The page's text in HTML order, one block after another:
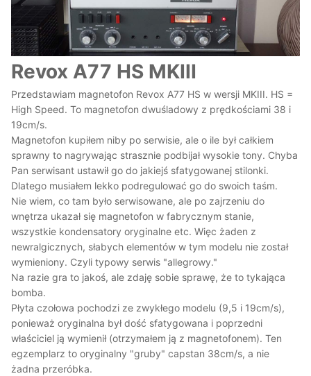
Revox A77 HS MKIII
Przedstawiam magnetofon Revox A77 HS w wersji MKIII. HS =
High Speed. To magnetofon dwuśladowy z prędkościami 38 i
19cm/s.
Magnetofon kupiłem niby po serwisie, ale o ile był całkiem
sprawny to nagrywając strasznie podbijał wysokie tony. Chyba
Pan serwisant ustawił go do jakiejś sfatygowanej stilonki.
Dlatego musiałem lekko podregulować go do swoich taśm.
Nie wiem, co tam było serwisowane, ale po zajrzeniu do
wnętrza ukazał się magnetofon w fabrycznym stanie,
wszystkie kondensatory oryginalne etc. Więc żaden z
newralgicznych, słabych elementów w tym modelu nie został
wymieniony. Czyli typowy serwis "allegrowy."
Na razie gra to jakoś, ale zdaję sobie sprawę, że to tykająca
bomba.
Płyta czołowa pochodzi ze zwykłego modelu (9,5 i 19cm/s),
ponieważ oryginalna był dość sfatygowana i poprzedni
właściciel ją wymienił (otrzymałem ją z magnetofonem). Ten
egzemplarz to oryginalny "gruby" capstan 38cm/s, a nie
żadna przeróbka.